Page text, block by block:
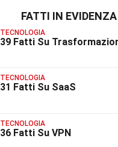
FATTI IN EVIDENZA
TECNOLOGIA
39 Fatti Su
TECNOLOGIA
31 Fatti Su SaaS
TECNOLOGIA
36 Fatti Su VPN